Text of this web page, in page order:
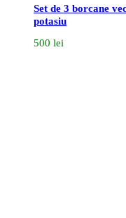
Set de 3 borcane
potasiu
500 lei